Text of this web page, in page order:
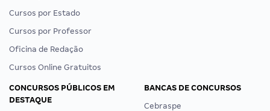
Cursos por Estado
Cursos por Professor
Oficina de Redação
Cursos Online Gratuitos
CONCURSOS PÚBLICOS EM
DESTAQUE
BANCAS DE CONCURSOS
Cebraspe